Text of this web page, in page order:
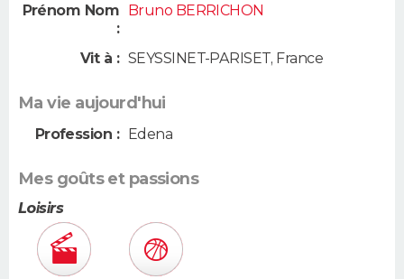
Prénom Nom
:
Bruno BERRICHON
Vit à : SEYSSINET-PARISET, France
Ma vie aujourd'hui
Profession : Edena
Mes goûts et passions
Loisirs